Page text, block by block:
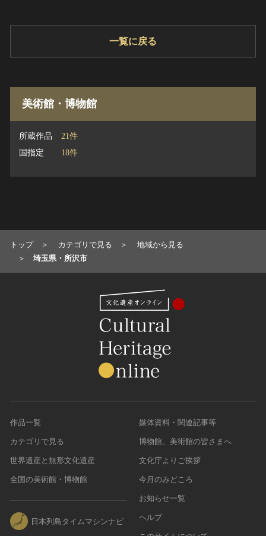
一覧に戻る
美術館・博物館
所蔵作品
21件
国指定
18件
トップ カテゴリで見る
地域から見る
埼玉県・所沢市
作品一覧
カテゴリで見る
世界遺産と無形文化遺産
全国の美術館・博物館
日本列島タイムマシンナビ
媒体資料・関連記事等
博物館、美術館の皆さまへ
文化庁よりご挨拶
今月のみどころ
お知らせ一覧
ヘルプ